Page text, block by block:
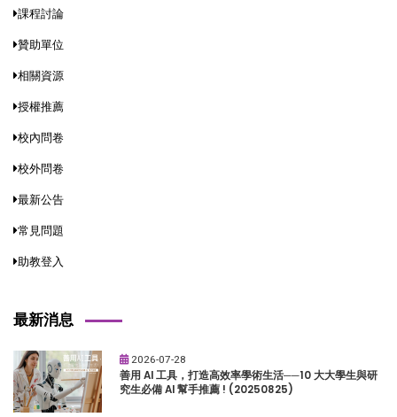
課程討論
贊助單位
相關資源
授權推薦
校內問卷
校外問卷
最新公告
常見問題
助教登入
最新消息
2026-07-28
善用 AI 工具，打造高效率學術生活──10 大大學生與研
究生必備 AI 幫手推薦 ! (20250825)